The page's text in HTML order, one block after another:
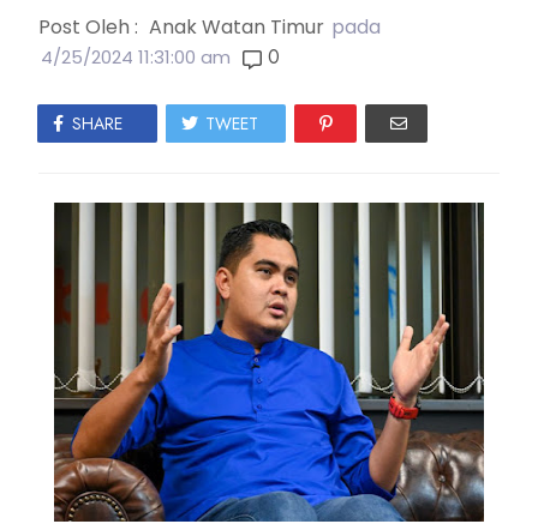
Post Oleh : Anak Watan Timur pada
4/25/2024 11:31:00 am 0
SHARE TWEET